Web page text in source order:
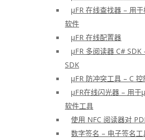
μFR 在线查找器 – 用
软件
μFR 在线配置器
μFR 多阅读器 C# SDK
SDK
μFR 防冲突工具 – C 控
μFR在线闪光器 – 用于
软件工具
使用 NFC 阅读器对
数字签名 – 电子签名工